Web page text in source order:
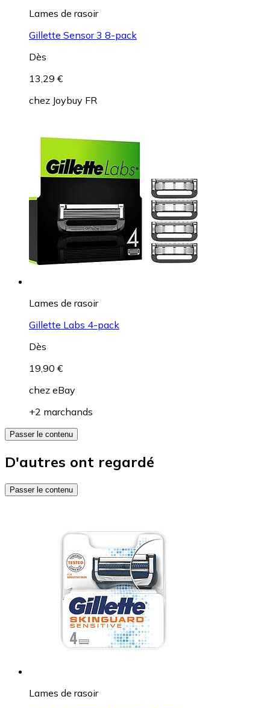
Lames de rasoir
Gillette Sensor 3 8-pack
Dès
13,29 €
chez Joybuy FR
Lames de rasoir
Gillette Labs 4-pack
Dès
19,90 €
chez eBay
+2 marchands
Passer le contenu
D'autres ont regardé
Passer le contenu
Lames de rasoir